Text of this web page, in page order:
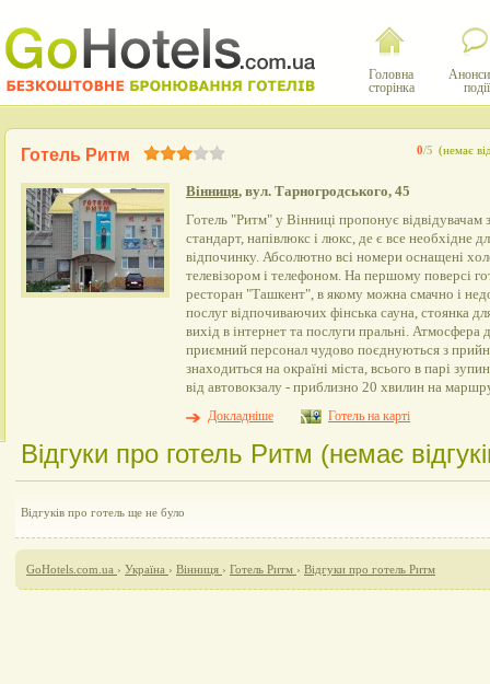
Головна
сторінка
події
0/5 (немає
Готель Ритм
Вінниця, вул. Тарногродського, 45
Готель "Ритм" у Вінниці пропонує відвідувачам
стандарт, напівлюкс і люкс, де є все необхідне
відпочинку. Абсолютно всі номери оснащені
телевізором і телефоном. На першому поверсі
ресторан "Ташкент", в якому можна смачно і
послуг відпочиваючих фінська сауна, стоянка
вихід в інтернет та послуги пральні.
приємний персонал чудово поєднуються з
знаходиться на окраїні міста, всього в парі
від автовокзалу - приблизно 20 хвилин на
Докладніше
Готель на карті
Відгуки про готель Ритм (немає
Відгуків про готель ще не було
GoHotels.com.ua › Україна › Вінниця › Готель Ритм › Відгуки про готель Ритм